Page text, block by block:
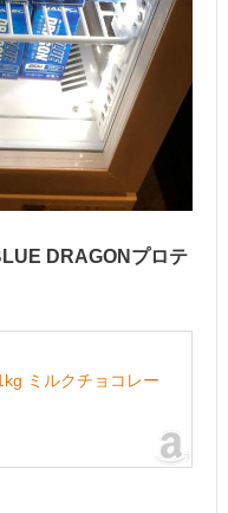
DRAGONプロテ
ミルクチョコレー